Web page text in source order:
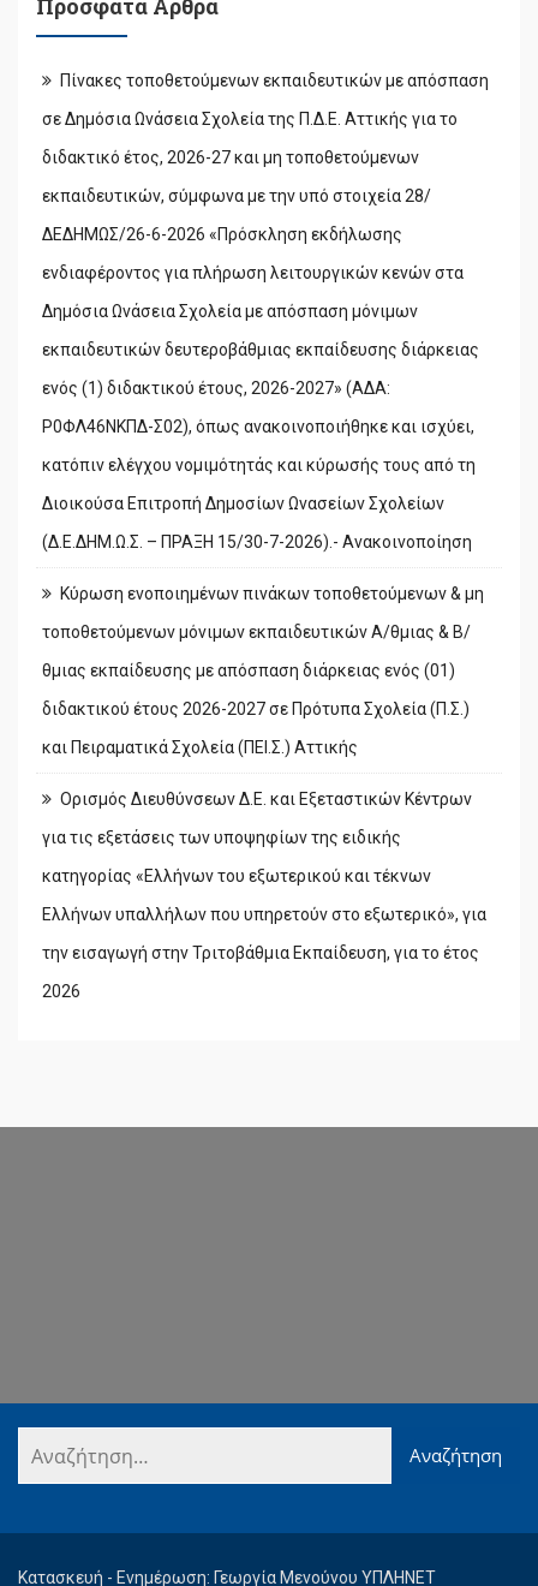
Πρόσφατα Άρθρα
Πίνακες τοποθετούμενων εκπαιδευτικών με απόσπαση
σε Δημόσια Ωνάσεια Σχολεία της Π.Δ.Ε. Αττικής για το
διδακτικό έτος, 2026-27 και μη τοποθετούμενων
εκπαιδευτικών, σύμφωνα με την υπό στοιχεία 28/
ΔΕΔΗΜΩΣ/26-6-2026 «Πρόσκληση εκδήλωσης
ενδιαφέροντος για πλήρωση λειτουργικών κενών στα
Δημόσια Ωνάσεια Σχολεία με απόσπαση μόνιμων
εκπαιδευτικών δευτεροβάθμιας εκπαίδευσης διάρκειας
ενός (1) διδακτικού έτους, 2026-2027» (ΑΔΑ:
Ρ0ΦΛ46ΝΚΠΔ-Σ02), όπως ανακοινοποιήθηκε και ισχύει,
κατόπιν ελέγχου νομιμότητάς και κύρωσής τους από τη
Διοικούσα Επιτροπή Δημοσίων Ωνασείων Σχολείων
(Δ.Ε.ΔΗΜ.Ω.Σ. – ΠΡΑΞΗ 15/30-7-2026).- Ανακοινοποίηση
Κύρωση ενοποιημένων πινάκων τοποθετούμενων & μη
τοποθετούμενων μόνιμων εκπαιδευτικών Α/θμιας & Β/
θμιας εκπαίδευσης με απόσπαση διάρκειας ενός (01)
διδακτικού έτους 2026-2027 σε Πρότυπα Σχολεία (Π.Σ.)
και Πειραματικά Σχολεία (ΠΕΙ.Σ.) Αττικής
Ορισμός Διευθύνσεων Δ.Ε. και Εξεταστικών Κέντρων
για τις εξετάσεις των υποψηφίων της ειδικής
κατηγορίας «Ελλήνων του εξωτερικού και τέκνων
Ελλήνων υπαλλήλων που υπηρετούν στο εξωτερικό», για
την εισαγωγή στην Τριτοβάθμια Εκπαίδευση, για το έτος
2026
Κατασκευή - Ενημέρωση: Γεωργία Μενούνου ΥΠΛΗΝΕΤ